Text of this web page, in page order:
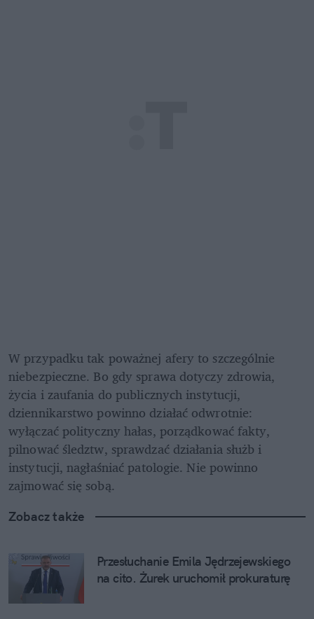
W przypadku tak poważnej afery to szczególnie
niebezpieczne. Bo gdy sprawa dotyczy zdrowia,
życia i zaufania do publicznych instytucji,
dziennikarstwo powinno działać odwrotnie:
wyłączać polityczny hałas, porządkować fakty,
pilnować śledztw, sprawdzać działania służb i
instytucji, nagłaśniać patologie. Nie powinno
zajmować się sobą.
Zobacz także
Przesłuchanie Emila Jędrzejewskiego
na cito. Żurek uruchomił prokuraturę